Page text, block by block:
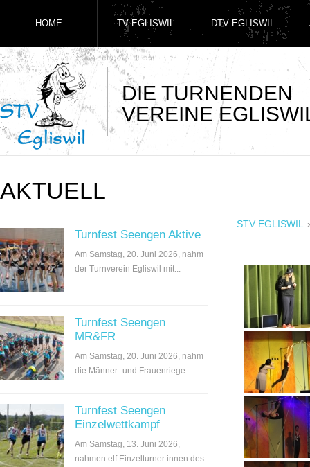
DIE TURNENDEN
VEREINE
HOME TV EGLISWIL DTV EGLISWIL
AKTUELL
Turnfest Seengen Aktive
Am Samstag, 20. Juni 2026, nahm
der Turnverein Egliswil mit...
Turnfest Seengen
MR&FR
Am Samstag, 20. Juni 2026, nahm
die Männer- und Frauenriege...
Turnfest Seengen
Einzelwettkampf
Am Samstag, 13. Juni 2026,
nahmen elf Einzelturner:innen des
STV EGLISWIL